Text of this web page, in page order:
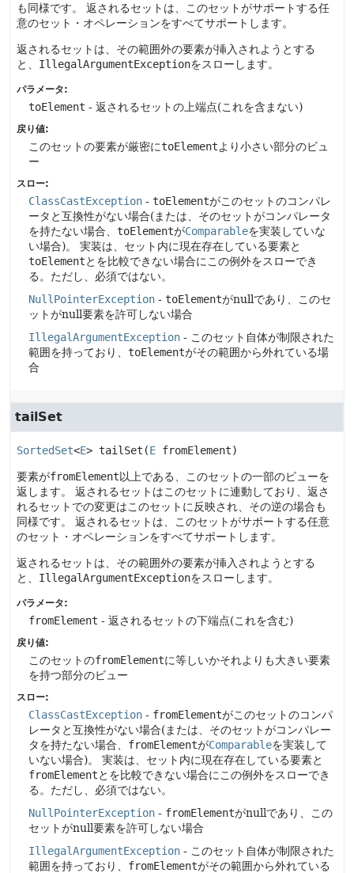
も同様です。
返されるセットは、このセットがサポートする任
意のセット・オペレーションをすべてサポートします。
返されるセットは、その範囲外の要素が挿入されようとする
と、 IllegalArgumentExceptionをスローします。
パラメータ:
toElement - 返されるセットの上端点(これを含まない)
戻り値:
このセットの要素が厳密にtoElementより小さい部分のビュ
ー
スロー:
ClassCastException - toElementがこのセットのコンパレ
ータと互換性がない場合(または、そのセットがコンパレータ
を持たない場合、 toElementがComparableを実装していな
い場合)。
実装は、セット内に現在存在している要素と
toElementとを比較できない場合にこの例外をスローでき
る。ただし、必須ではない。
NullPointerException - toElementがnullであり、このセ
ットがnull要素を許可しない場合
IllegalArgumentException - このセット自体が制限された
範囲を持っており、 toElementがその範囲から外れている場
合
tailSet
SortedSet<E> tailSet (E fromElement)
要素がfromElement以上である、このセットの一部のビューを
返します。
返されるセットはこのセットに連動しており、返さ
れるセットでの変更はこのセットに反映され、その逆の場合も
同様です。
返されるセットは、このセットがサポートする任意
のセット・オペレーションをすべてサポートします。
返されるセットは、その範囲外の要素が挿入されようとする
と、 IllegalArgumentExceptionをスローします。
パラメータ:
fromElement - 返されるセットの下端点(これを含む)
戻り値:
このセットのfromElementに等しいかそれよりも大きい要素
を持つ部分のビュー
スロー:
ClassCastException - fromElementがこのセットのコンパ
レータと互換性がない場合(または、そのセットがコンパレー
タを持たない場合、 fromElementがComparableを実装して
いない場合)。
実装は、セット内に現在存在している要素と
fromElementとを比較できない場合にこの例外をスローでき
る。ただし、必須ではない。
NullPointerException - fromElementがnullであり、この
セットがnull要素を許可しない場合
IllegalArgumentException - このセット自体が制限された
範囲を持っており、 fromElementがその範囲から外れている